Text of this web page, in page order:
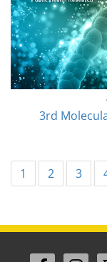
3rd
1 2 3